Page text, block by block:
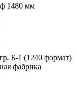
1480 мм
Б-1 (1240 формат)
фабрика